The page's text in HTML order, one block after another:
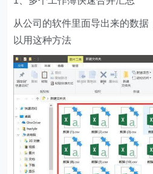
从公司的软件里面导出来的数
以用这种方法